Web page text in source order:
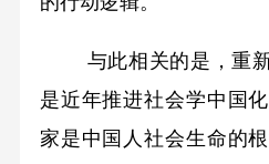
与此相关的是，重
是近年推进社会学中国
家是中国人社会生命的